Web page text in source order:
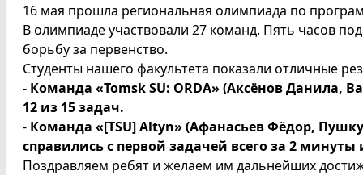
16 мая прошла региональная олимпиада по
В олимпиаде участвовали 27 команд. Пять часов
борьбу за первенство.
Студенты нашего факультета показали отличные
- Команда «Tomsk SU: ORDA» (Аксёнов Данила,
12 из 15 задач.
- Команда «[TSU] Altyn» (Афанасьев Фёдор,
справились с первой задачей всего за 2 минуты
Поздравляем ребят и желаем им дальнейших